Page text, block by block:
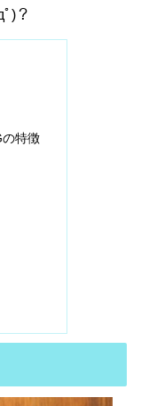
)？
特徴